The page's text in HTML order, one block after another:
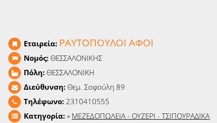
Εταιρεία: ΡΑΥΤΟΠΟΥΛΟΙ ΑΦΟΙ
Νομός: ΘΕΣΣΑΛΟΝΙΚΗΣ
Πόλη: ΘΕΣΣΑΛΟΝΙΚΗ
Διεύθυνση: Θεμ. Σοφούλη 89
Τηλέφωνο: 2310410555
Κατηγορία: » ΜΕΖΕΔΟΠΩΛΕΙΑ - ΟΥΖΕΡΙ - ΤΣΙΠΟΥΡΑΔΙΚΑ